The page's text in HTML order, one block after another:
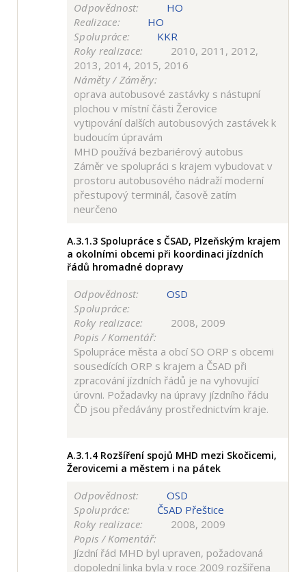
Odpovědnost:
HO
Realizace:
HO
Spolupráce:
KKR
Roky realizace:
2010, 2011, 2012,
2013, 2014, 2015, 2016
Náměty / Záměry:
oprava autobusové zastávky s nástupní
plochou v místní části Žerovice
vytipování dalších autobusových zastávek k
budoucím úpravám
MHD používá bezbariérový autobus
Záměr ve spolupráci s krajem vybudovat v
prostoru autobusového nádraží moderní
přestupový terminál, časově zatím
neurčeno
A.3.1.3 Spolupráce s ČSAD, Plzeňským krajem
a okolními obcemi při koordinaci jízdních
řádů hromadné dopravy
Odpovědnost:
OSD
Spolupráce:
Roky realizace:
2008, 2009
Popis / Komentář:
Spolupráce města a obcí SO ORP s obcemi
sousedících ORP s krajem a ČSAD při
zpracování jízdních řádů je na vyhovující
úrovni. Požadavky na úpravy jízdního řádu
ČD jsou předávány prostřednictvím kraje.
A.3.1.4 Rozšíření spojů MHD mezi Skočicemi,
Žerovicemi a městem i na pátek
Odpovědnost:
OSD
Spolupráce:
ČSAD Přeštice
Roky realizace:
2008, 2009
Popis / Komentář:
Jízdní řád MHD byl upraven, požadovaná
dopolední linka byla v roce 2009 rozšířena